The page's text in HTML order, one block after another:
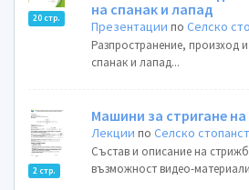
20 стр.
на спанак и лапад
Презентации поСелско
Разпространение, произход
спанак и лапад...
2 стр.
Машини за стригане
Лекции поСелско
Състав и описание на
възможност видео-